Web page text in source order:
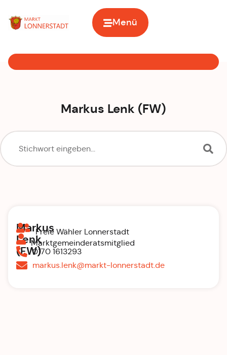
Menü
Markus Lenk (FW)
Markus
Lenk
(FW)
Freie Wähler Lonnerstadt
Marktgemeinderatsmitglied
0170 1613293
markus.lenk@markt-lonnerstadt.de